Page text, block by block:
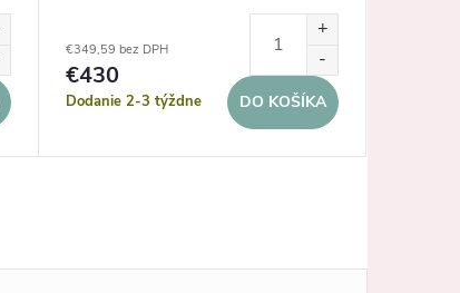
€349,59 bez DPH
€430
Dodanie 2-3 týždne DO KOŠÍKA